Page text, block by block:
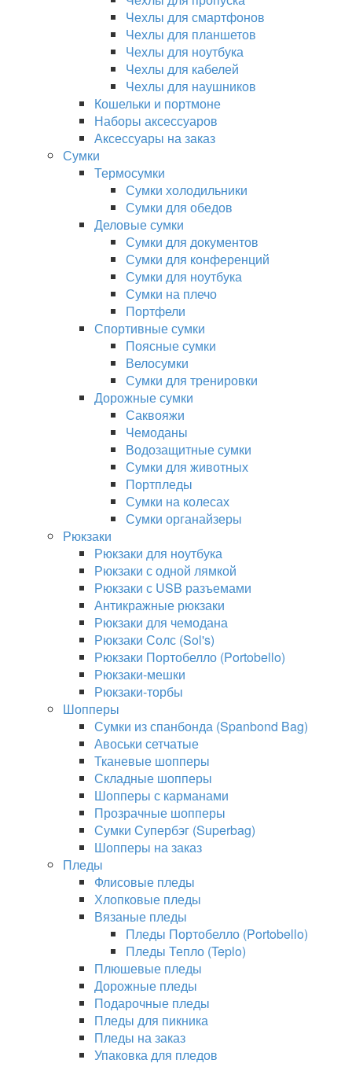
Чехлы для смартфонов
Чехлы для планшетов
Чехлы для ноутбука
Чехлы для кабелей
Чехлы для наушников
Кошельки и портмоне
Наборы аксессуаров
Аксессуары на заказ
Сумки
Термосумки
Сумки холодильники
Сумки для обедов
Деловые сумки
Сумки для документов
Сумки для конференций
Сумки для ноутбука
Сумки на плечо
Портфели
Спортивные сумки
Поясные сумки
Велосумки
Сумки для тренировки
Дорожные сумки
Саквояжи
Чемоданы
Водозащитные сумки
Сумки для животных
Портпледы
Сумки на колесах
Сумки органайзеры
Рюкзаки
Рюкзаки для ноутбука
Рюкзаки с одной лямкой
Рюкзаки с USB разъемами
Антикражные рюкзаки
Рюкзаки для чемодана
Рюкзаки Солс (Sol's)
Рюкзаки Портобелло (Portobello)
Рюкзаки-мешки
Рюкзаки-торбы
Шопперы
Сумки из спанбонда (Spanbond Bag)
Авоськи сетчатые
Тканевые шопперы
Складные шопперы
Шопперы с карманами
Прозрачные шопперы
Сумки Супербэг (Superbag)
Шопперы на заказ
Пледы
Флисовые пледы
Хлопковые пледы
Вязаные пледы
Пледы Портобелло (Portobello)
Пледы Тепло (Teplo)
Плюшевые пледы
Дорожные пледы
Подарочные пледы
Пледы для пикника
Пледы на заказ
Упаковка для пледов